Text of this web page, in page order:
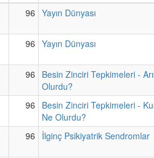
96 Yayın Dünyası
96 Yayın Dünyası
96
Besin Zinciri Tepkimeleri -
Olurdu?
96
Besin Zinciri Tepkimeleri -
Ne Olurdu?
96 İlginç Psikiyatrik Sendromlar